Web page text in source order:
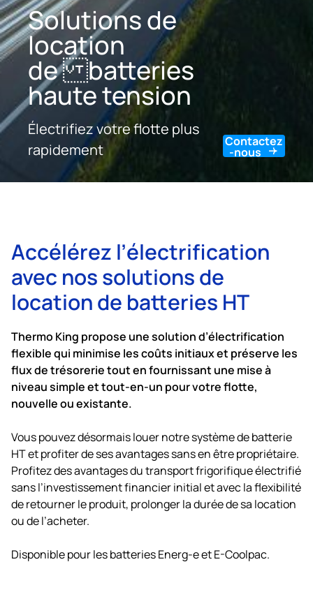
Solutions de
location
de batteries
haute tension
Électrifiez votre flotte plus
rapidement
Contactez
-nous
Accélérez l’électrification
avec nos solutions de
location de batteries HT
Thermo King propose une solution d’électrification
flexible qui minimise les coûts initiaux et préserve les
flux de trésorerie tout en fournissant une mise à
niveau simple et tout-en-un pour votre flotte,
nouvelle ou existante.
Vous pouvez désormais louer notre système de batterie
HT et profiter de ses avantages sans en être propriétaire.
Profitez des avantages du transport frigorifique électrifié
sans l’investissement financier initial et avec la flexibilité
de retourner le produit, prolonger la durée de sa location
ou de l’acheter.
Disponible pour les batteries Energ-e et E-Coolpac.